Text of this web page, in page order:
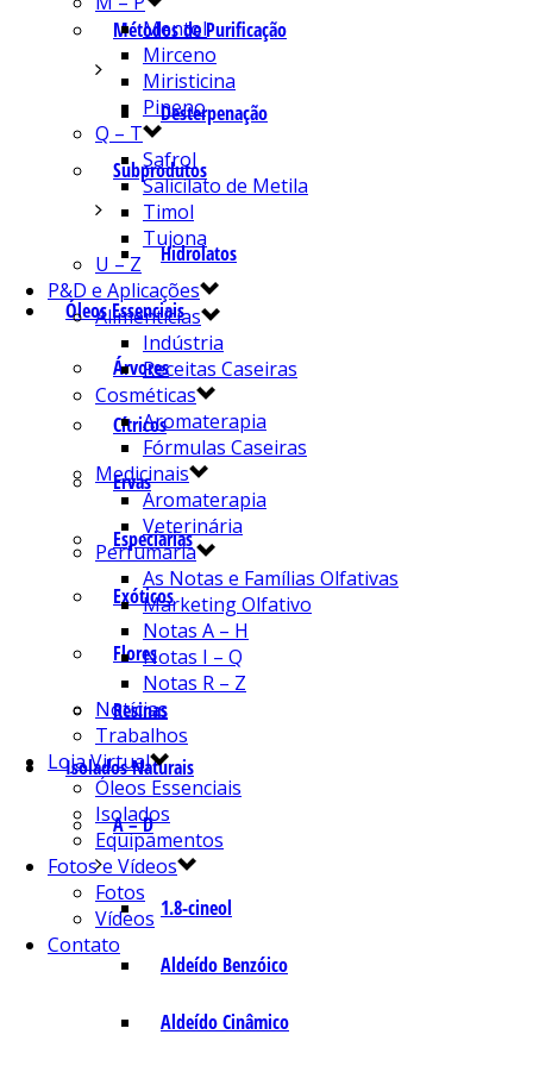
Métodos de Purificação
Desterpenação
Subprodutos
Hidrolatos
Óleos Essenciais
Árvores
Cítricos
Ervas
Especiarias
Exóticos
Flores
Resinas
Isolados Naturais
A – D
1.8-cineol
Aldeído Benzóico
Aldeído Cinâmico
Mentol
Mirceno
Miristicina
Pineno
Q – T
Safrol
Salicilato de Metila
Timol
Tujona
U – Z
P&D e Aplicações
Alimentícias
Indústria
Receitas Caseiras
Cosméticas
Aromaterapia
Fórmulas Caseiras
Medicinais
Aromaterapia
Veterinária
Perfumaria
As Notas e Famílias Olfativas
Marketing Olfativo
Notas A – H
Notas I – Q
Notas R – Z
Notícias
Trabalhos
Loja Virtual
Óleos Essenciais
Isolados
Equipamentos
Fotos e Vídeos
Fotos
Vídeos
Contato